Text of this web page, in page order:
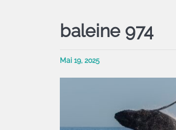
baleine 974
Mai 19, 2025